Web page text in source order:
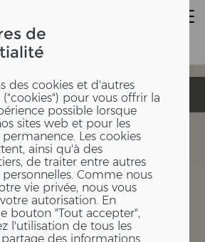
de
des cookies et d'autres
pour vous offrir la
possible lorsque
sites web et pour les
Les cookies
ainsi qu'à des
de traiter entre autres
Comme nous
vie privée, nous vous
autorisation. En
bouton "Tout accepter",
l'utilisation de tous les
des informations
Coop City
Coop City